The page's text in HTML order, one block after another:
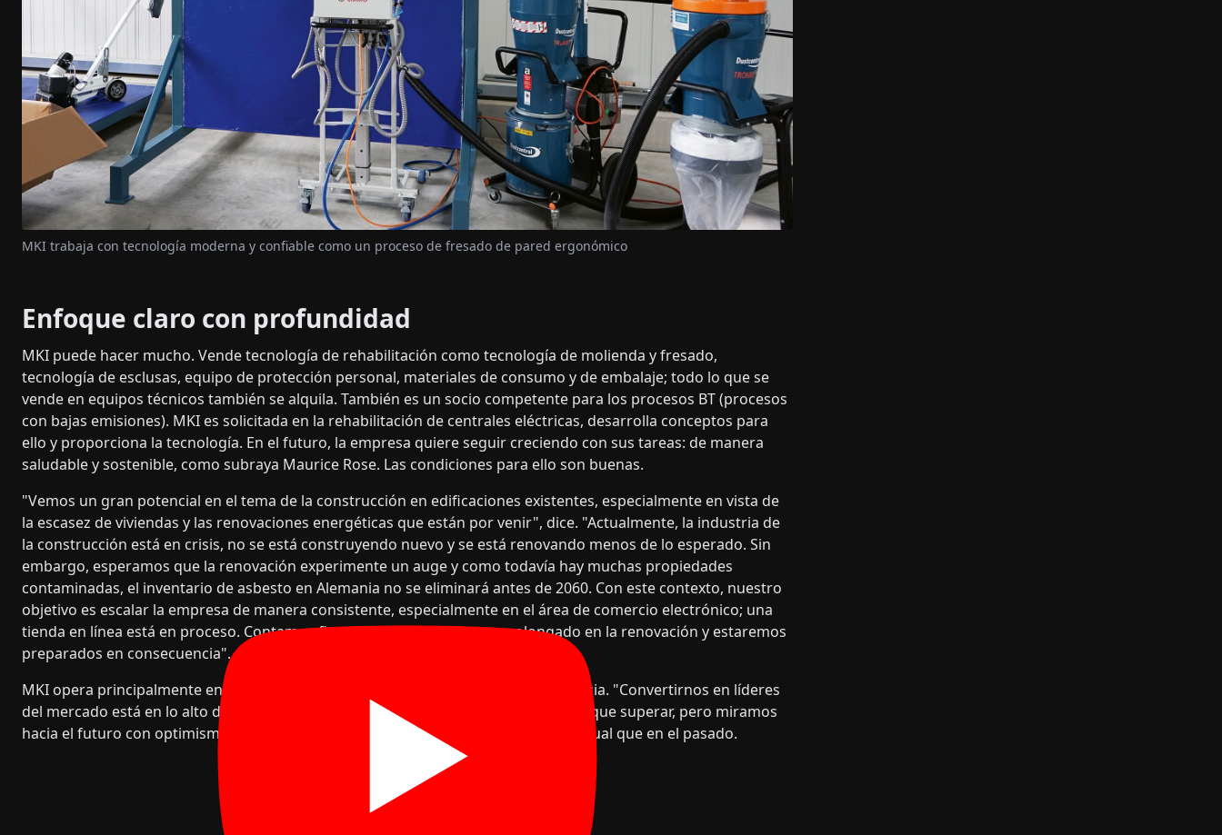
MKI trabaja con tecnología moderna y confiable como un proceso de fresado de pared ergonómico
Enfoque claro con profundidad
MKI puede hacer mucho. Vende tecnología de rehabilitación como tecnología de molienda y fresado,
tecnología de esclusas, equipo de protección personal, materiales de consumo y de embalaje; todo lo que se
vende en equipos técnicos también se alquila. También es un socio competente para los procesos BT (procesos
con bajas emisiones). MKI es solicitada en la rehabilitación de centrales eléctricas, desarrolla conceptos para
ello y proporciona la tecnología. En el futuro, la empresa quiere seguir creciendo con sus tareas: de manera
saludable y sostenible, como subraya Maurice Rose. Las condiciones para ello son buenas.
"Vemos un gran potencial en el tema de la construcción en edificaciones existentes, especialmente en vista de
la escasez de viviendas y las renovaciones energéticas que están por venir", dice. "Actualmente, la industria de
la construcción está en crisis, no se está construyendo nuevo y se está renovando menos de lo esperado. Sin
embargo, esperamos que la renovación experimente un auge y como todavía hay muchas propiedades
contaminadas, el inventario de asbesto en Alemania no se eliminará antes de 2060. Con este contexto, nuestro
objetivo es escalar la empresa de manera consistente, especialmente en el área de comercio electrónico; una
tienda en línea está en proceso. Contamos firmemente con un boom prolongado en la renovación y estaremos
preparados en consecuencia".
MKI opera principalmente en Alemania, pero también en la región DACH y en Francia. "Convertirnos en líderes
del mercado está en lo alto de la agenda", dice Maurice Rose. "Hay varios desafíos que superar, pero miramos
hacia el futuro con optimismo y damos todo para alcanzar nuestros objetivos, al igual que en el pasado.